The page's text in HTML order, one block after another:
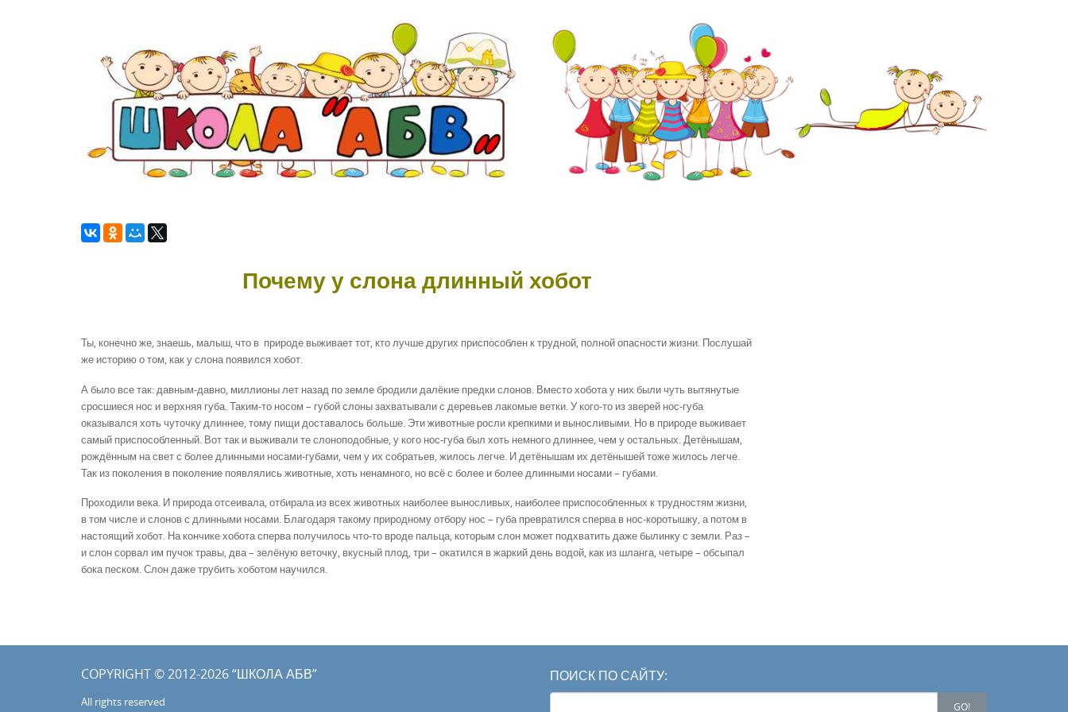
Почему у слона длинный хобот
Ты, конечно же, знаешь, малыш, что в природе выживает тот, кто лучше других приспособлен к трудной, полной опасности жизни. Послушай
же исто­рию о том, как у слона появился хобот.
А было все так: давным-давно, миллионы лет назад по земле бродили далёкие предки слонов. Вместо хобота у них были чуть вытянутые
сросшие­ся нос и верхняя губа. Таким-то носом – губой слоны захватывали с деревь­ев лакомые ветки. У кого-то из зверей нос-губа
оказывался хоть чуточку длин­нее, тому пищи доставалось больше. Эти животные росли крепкими и выносливыми. Но в природе выживает
самый приспособленный. Вот так и выживали те слоноподобные, у кого нос-губа был хоть немного длиннее, чем у остальных. Детёнышам,
рождённым на свет с более длинными носами-губами, чем у их соб­ратьев, жилось легче. И детёнышам их детёнышей тоже жилось легче.
Так из поколения в поколение появлялись животные, хоть ненамного, но всё с более и более длинными носами – губами.
Проходили века. И природа отсеивала, отбирала из всех животных наибо­лее выносливых, наиболее приспособленных к трудностям жизни,
в том числе и слонов с длинными носами. Благодаря такому природному отбору нос – губа превратился сперва в нос-коротышку, а потом в
настоящий хобот. На кончи­ке хобота сперва получилось что-то вроде пальца, которым слон может под­хватить даже былинку с земли. Раз –
и слон сорвал им пучок травы, два – зе­лёную веточку, вкусный плод, три – окатился в жаркий день водой, как из шланга, четыре – обсыпал
бока песком. Слон даже трубить хоботом научился.
COPYRIGHT © 2012-2026 “ШКОЛА АБВ”
All rights reserved
ПОИСК ПО САЙТУ:
Search
GO!